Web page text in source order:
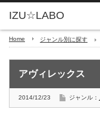
Home ジャンル別に探す
アヴィレックス
2014/12/23 ジャンル：